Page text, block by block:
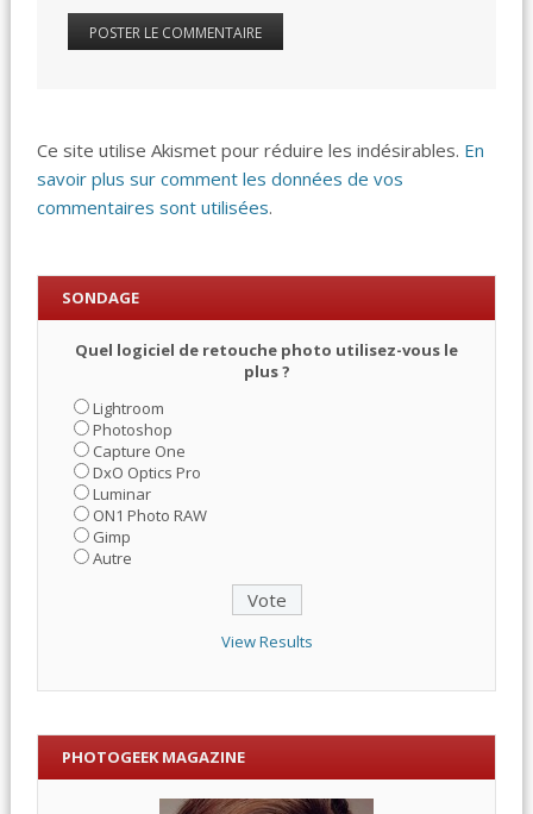
Ce site utilise Akismet pour réduire les indésirables. En
savoir plus sur comment les données de vos
commentaires sont utilisées.
SONDAGE
Quel logiciel de retouche photo utilisez-vous le
plus ?
Lightroom
Photoshop
Capture One
DxO Optics Pro
Luminar
ON1 Photo RAW
Gimp
Autre
View Results
PHOTOGEEK MAGAZINE